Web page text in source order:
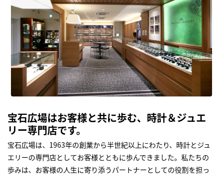
宝石広場はお客様と共に歩む、時計＆ジュエ
リー専門店です。
宝石広場は、1963年の創業から半世紀以上にわたり、時計とジュ
エリーの専門店としてお客様とともに歩んできました。私たちの
歩みは、お客様の人生に寄り添うパートナーとしての役割を担っ